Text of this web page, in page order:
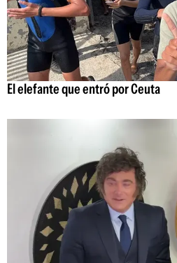
El elefante que entró por Ceuta